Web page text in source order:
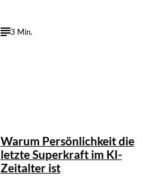
3 Min.
Warum Persönlichkeit die
letzte Superkraft im KI-
Zeitalter ist